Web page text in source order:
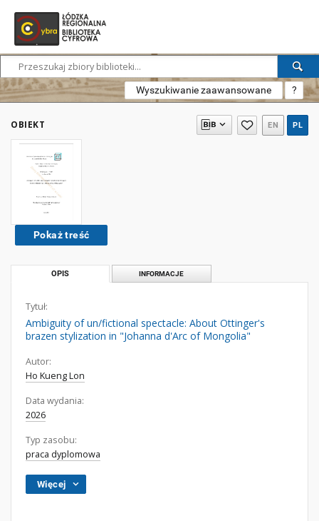
Wyszukiwanie zaawansowane ?
OBIEKT EN PL
Pokaż treść
OPIS INFORMACJE
Tytuł:
Ambiguity of un/fictional spectacle: About Ottinger's
brazen stylization in "Johanna d'Arc of Mongolia"
Autor:
Ho Kueng Lon
Data wydania:
2026
Typ zasobu:
praca dyplomowa
Więcej